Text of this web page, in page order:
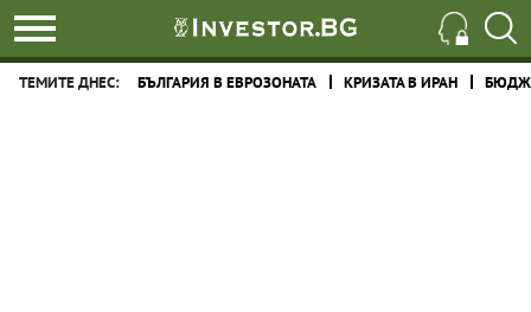
ТЕМИТЕ ДНЕС: БЪЛГАРИЯ В ЕВРОЗОНАТА КРИЗАТА В ИРАН